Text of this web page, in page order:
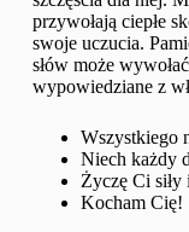
przywołają ciepłe
swoje uczucia.
słów może
wypowiedziane z
Wszystkiego
Niech każdy
Życzę Ci siły
Kocham Cię!